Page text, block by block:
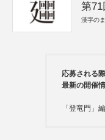
第
漢字の
応募される
最新の開催
「登竜門」